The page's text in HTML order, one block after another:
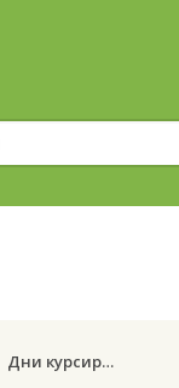
Дни курсирования